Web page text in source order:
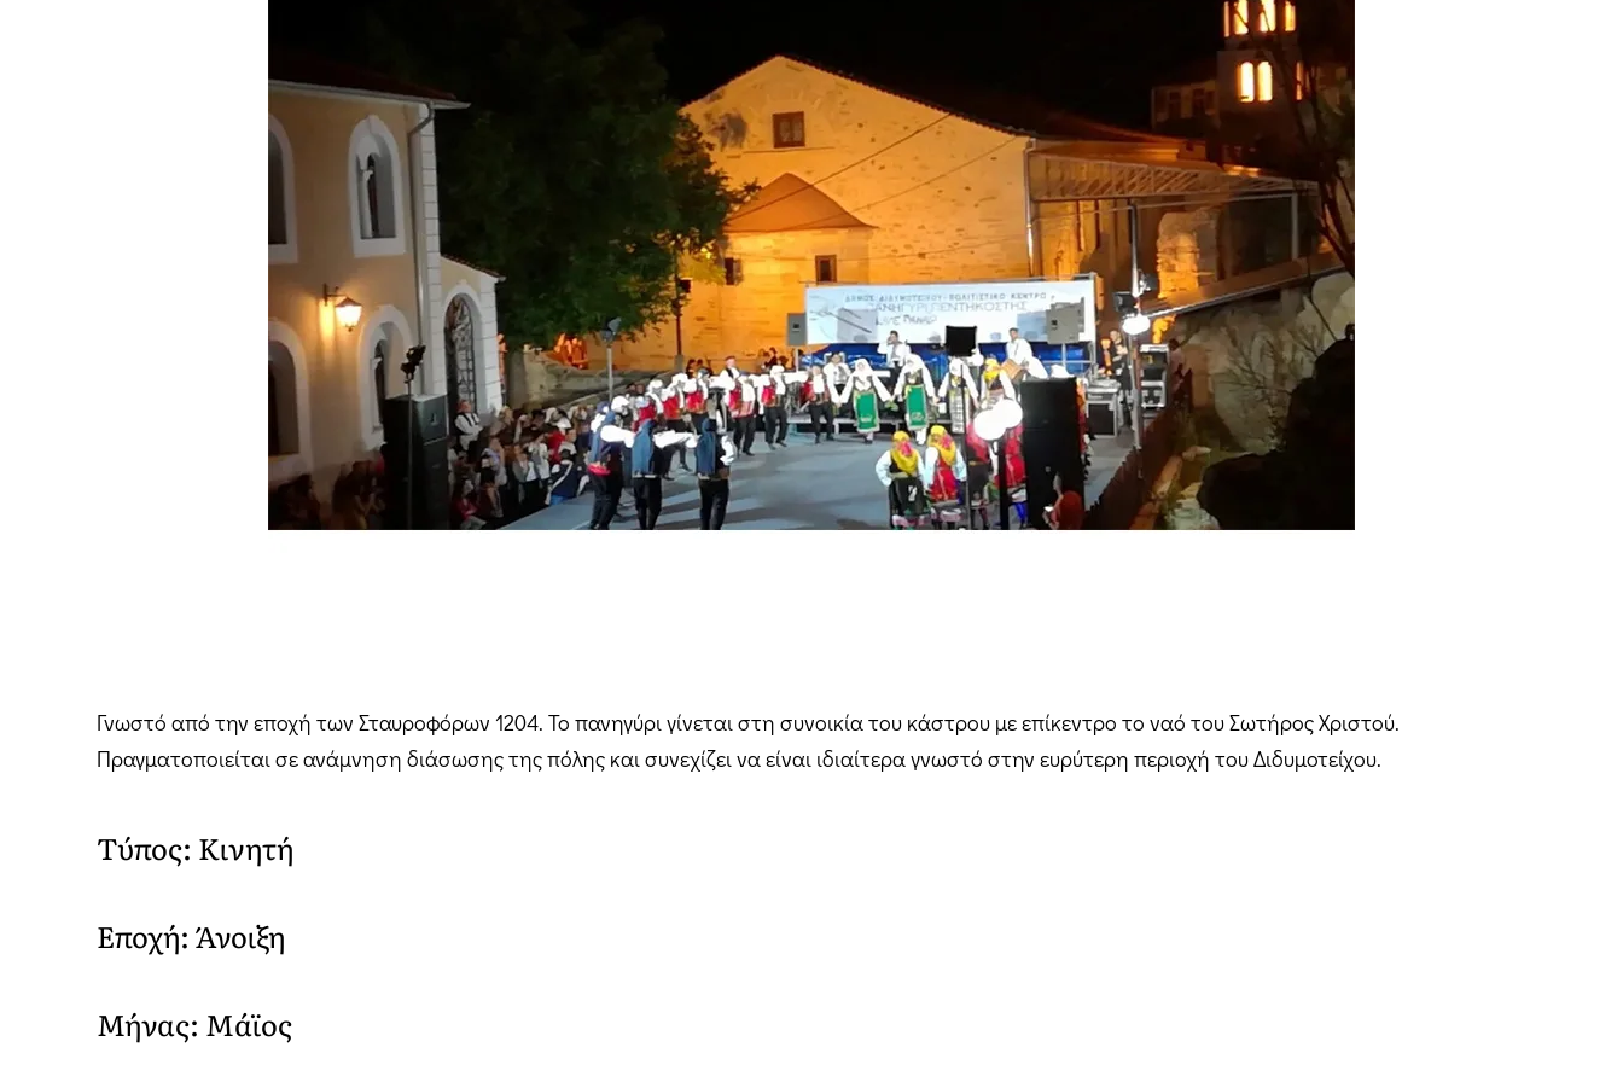
Γνωστό από την εποχή των Σταυροφόρων 1204. Το πανηγύρι γίνεται στη συνοικία του κάστρου με επίκεντρο το ναό του Σωτήρος Χριστού.
Πραγματοποιείται σε ανάμνηση διάσωσης της πόλης και συνεχίζει να είναι ιδιαίτερα γνωστό στην ευρύτερη περιοχή του Διδυμοτείχου.
Τύπος: Κινητή
Εποχή: Άνοιξη
Μήνας: Μάϊος